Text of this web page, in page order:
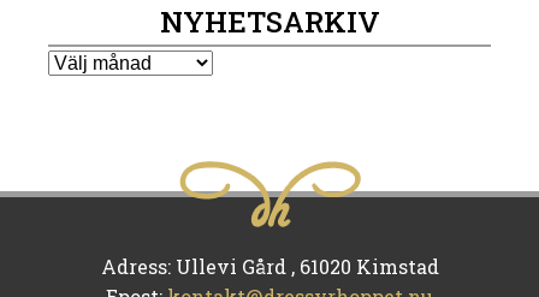
NYHETSARKIV
Nyhetsarkiv
Adress: Ullevi Gård , 61020 Kimstad